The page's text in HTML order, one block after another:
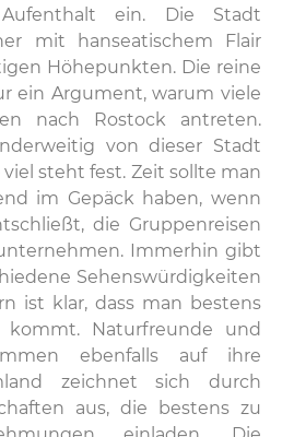
Aufenthalt ein. Die Stadt
mit hanseatischem Flair
Höhepunkten. Die reine
ein Argument, warum viele
nach Rostock antreten.
von dieser Stadt
steht fest. Zeit sollte man
im Gepäck haben, wenn
die Gruppenreisen
Immerhin gibt
Sehenswürdigkeiten
ist klar, dass man bestens
kommt. Naturfreunde und
ebenfalls auf ihre
zeichnet sich durch
aus, die bestens zu